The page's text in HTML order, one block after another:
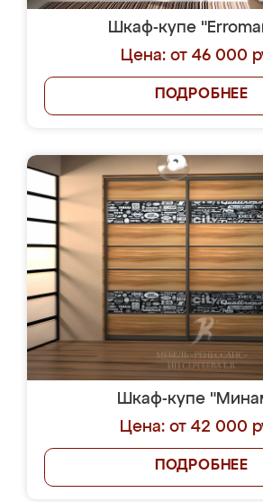
Шкаф-купе
Цена: от 46 000
ПОДРОБНЕЕ
Шкаф-купе
Цена: от 42 000
ПОДРОБНЕЕ